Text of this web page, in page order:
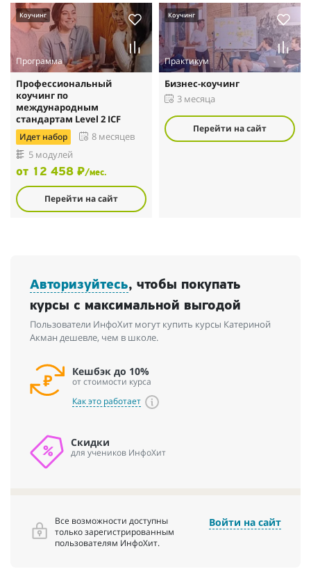
Коучинг
Программа
Профессиональный
коучинг по
международным
стандартам Level 2 ICF
Идет набор
8 месяцев
5 модулей
от 12 458 ₽/мес.
Перейти на сайт
Коучинг
Практикум
Бизнес-коучинг
3 месяца
Перейти на сайт
Авторизуйтесь, чтобы покупать
курсы с максимальной выгодой
Пользователи ИнфоХит могут купить курсы Катериной
Акман дешевле, чем в школе.
Кешбэк до 10%
от стоимости курса
Как это работает
Скидки
для учеников ИнфоХит
Все возможности доступны
только зарегистрированным
пользователям ИнфоХит.
Войти на сайт